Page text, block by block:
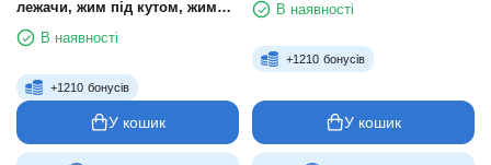
лежачи, жим під кутом, жим
сидячи
В наявності
+1210 бонусів
У кошик
В наявності
+1210 бонусів
У кошик